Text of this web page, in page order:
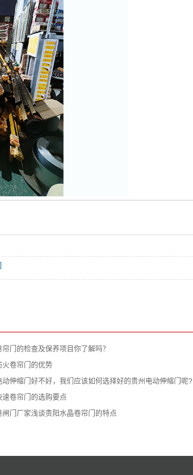
帘门的检查及保养项目你了解吗？
火卷帘门的优势
动伸缩门好不好，我们应该如何选择好的贵州电动伸缩门呢?
速卷帘门的选购要点
闸门厂家浅谈贵阳水晶卷帘门的特点